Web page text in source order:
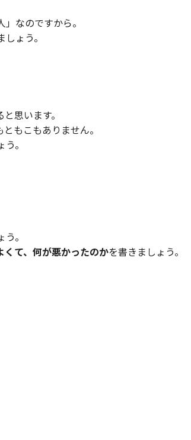
なのですから。
ょう。
思います。
もこもありません。
。
。
くて、何が悪かったのかを書きましょう。